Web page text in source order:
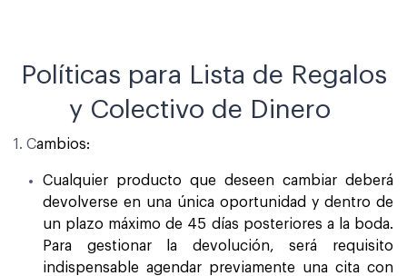
Políticas para Lista de Regalos
y Colectivo de Dinero
1. Cambios:
Cualquier producto que deseen cambiar deberá
devolverse en una única oportunidad y dentro de
un plazo máximo de 45 días posteriores a la boda.
Para gestionar la devolución, será requisito
indispensable agendar previamente una cita con